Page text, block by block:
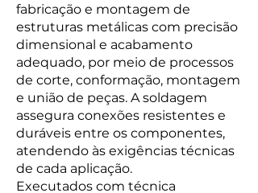
fabricação e montagem de
estruturas metálicas com precisão
dimensional e acabamento
adequado, por meio de processos
de corte, conformação, montagem
e união de peças. A soldagem
assegura conexões resistentes e
duráveis entre os componentes,
atendendo às exigências técnicas
de cada aplicação.
Executados com técnica